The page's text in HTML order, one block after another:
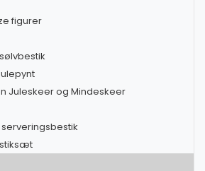
figurer
Juleskeer og Mindeskeer